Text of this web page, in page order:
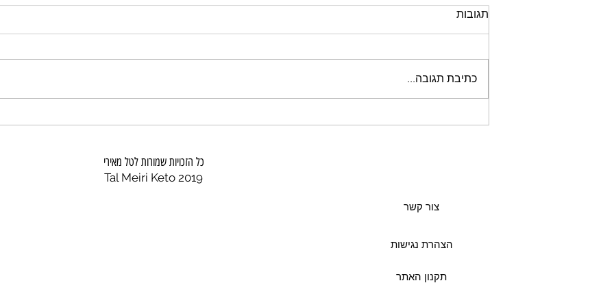
שוק טלה בתנור
שוק טלה בתנור צילום: יולי לוביש שוק
עסיסיות וטעמים עמוקים של הטלה
בעת...
תגובות
כתיבת תגובה...
כל הזכויות שמורות לטל מאירי
Tal Meiri Keto 2019
צור קשר
הצהרת נגישות
תקנון האתר